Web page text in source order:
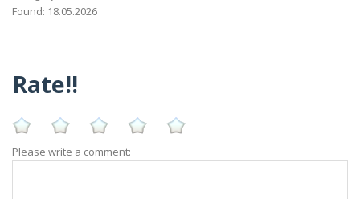
Found: 18.05.2026
Rate!!
Please write a comment: